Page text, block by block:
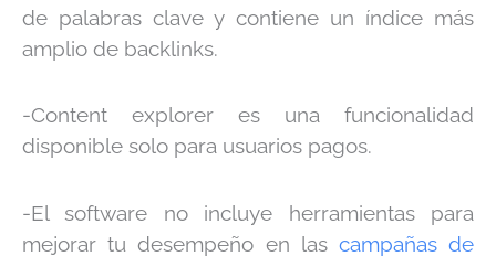
de palabras clave y contiene un índice más
amplio de backlinks.
-Content explorer es una funcionalidad
disponible solo para usuarios pagos.
-El software no incluye herramientas para
mejorar tu desempeño en las campañas de